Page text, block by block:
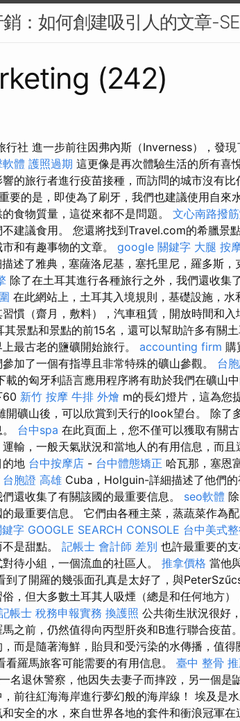
銷：如何創建吸引人的文章-
(242)
行社 進一步前往因弗內斯（Inverness），發現
體 護照過期 這更像是再次體驗生活的所有喜
的旅行者進行疫苗接種，而訪問的城市沒有比
要的是，即使為了刷牙，我們也建議使用自來
食物質量，這從來都不是問題。 文心南路撥
建議食用。 您還將找到Travel.com的希臘景
和有趣事物的文章。 google 關鍵字 大腿 按
述了雅典，塞薩洛尼基，塞托里尼，羅多斯，
除了在土耳其進行各種旅行之外，我們還收集
在此網站上，土耳其入境規則，基礎設施，
慣（齋月，敷料），汽車租賃，開放時間和入
景點和景點的前15名，還可以幫助許多有關
最古老的鹽礦開始旅行。 accounting firm 購
加了一個有指導且非常特殊的礦山參觀。 台
載的匈牙利語言應用程序將有助於我們在礦山中
60 新竹 按摩 牛排 外燴 m的長幻燈片，這為您
開礦山後，可以欣賞到天行的look望台。 除了
台中spa 在此頁面上，您不僅可以獲取有關
輸，一般天氣狀況和當地人的有用信息，而且
的地 台中按摩店 - 台中體態矯正 哈瓦那，塞恩
台胞證 高雄 Cuba，Holguin-詳細描述了他們的
還收集了有關該國的最重要信息。 seo軟體
最重要信息。 它們由各種主菜，蒸蔬菜作為
字 GOOGLE SEARCH CONSOLE 台中美式
是甜點。 記帳士 會計師 差別 也許最重要的
待小組，一個流血的社區人。 推拿價格 當他
到了開羅的幾張面孔真是太好了，與
，但大多數土耳其人吸煙（總是和任何地方
帳士 稅務申報實務 換護照 公共衛生狀況很好
之前，仍然值得向丙型肝炎和B進行聯合疫苗。
而是隨著海鮮，貽貝和受污染的水傳播，值得
看羅馬旅客可能需要的有用信息。 臺中 整骨
名退休警察，他因失去妻子而摔跤，另一個是
前往紅海海岸進行夢幻般的海岸線！ 埃及是
安全的水，來自世界各地的套件和衝浪冠軍